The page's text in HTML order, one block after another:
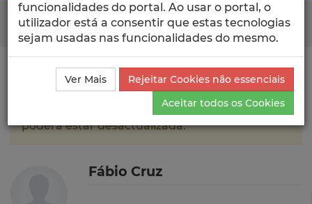
Search Button
Ciência_Iscte Autores Fábio Cruz Currículo
A informação contida neste perfil público
poderá estar desactualizada.
Fábio Cruz
funcionalidades do portal. Ao usar o portal, o
utilizador está a consentir que estas tecnologias
sejam usadas nas funcionalidades do mesmo.
Ver Mais
Rejeitar Cookies não essenciais
Aceitar todos os Cookies